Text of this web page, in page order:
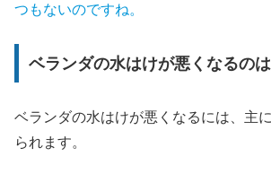
つもないのですね。
ベランダの水はけが悪くなるの
ベランダの水はけが悪くなるには、主
られます。